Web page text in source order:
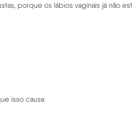
porque os lábios vaginais já não
isso causa